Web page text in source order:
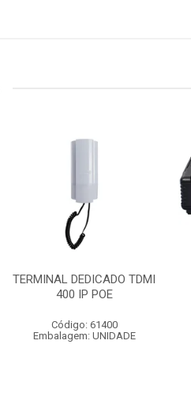
TERMINAL DEDICADO TDMI
400 IP POE
Código: 61400
Embalagem: UNIDADE